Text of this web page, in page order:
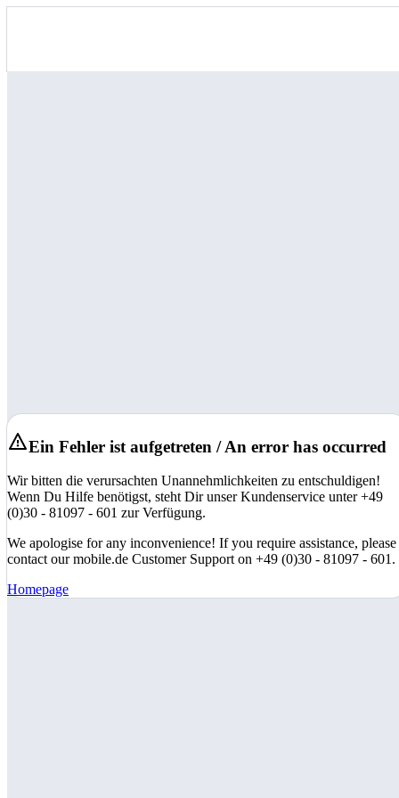
Ein Fehler ist aufgetreten / An error has occurred
Wir bitten die verursachten Unannehmlichkeiten zu entschuldigen!
Wenn Du Hilfe benötigst, steht Dir unser Kundenservice unter +49
(0)30 - 81097 - 601 zur Verfügung.
We apologise for any inconvenience! If you require assistance, please
contact our mobile.de Customer Support on +49 (0)30 - 81097 - 601.
Homepage